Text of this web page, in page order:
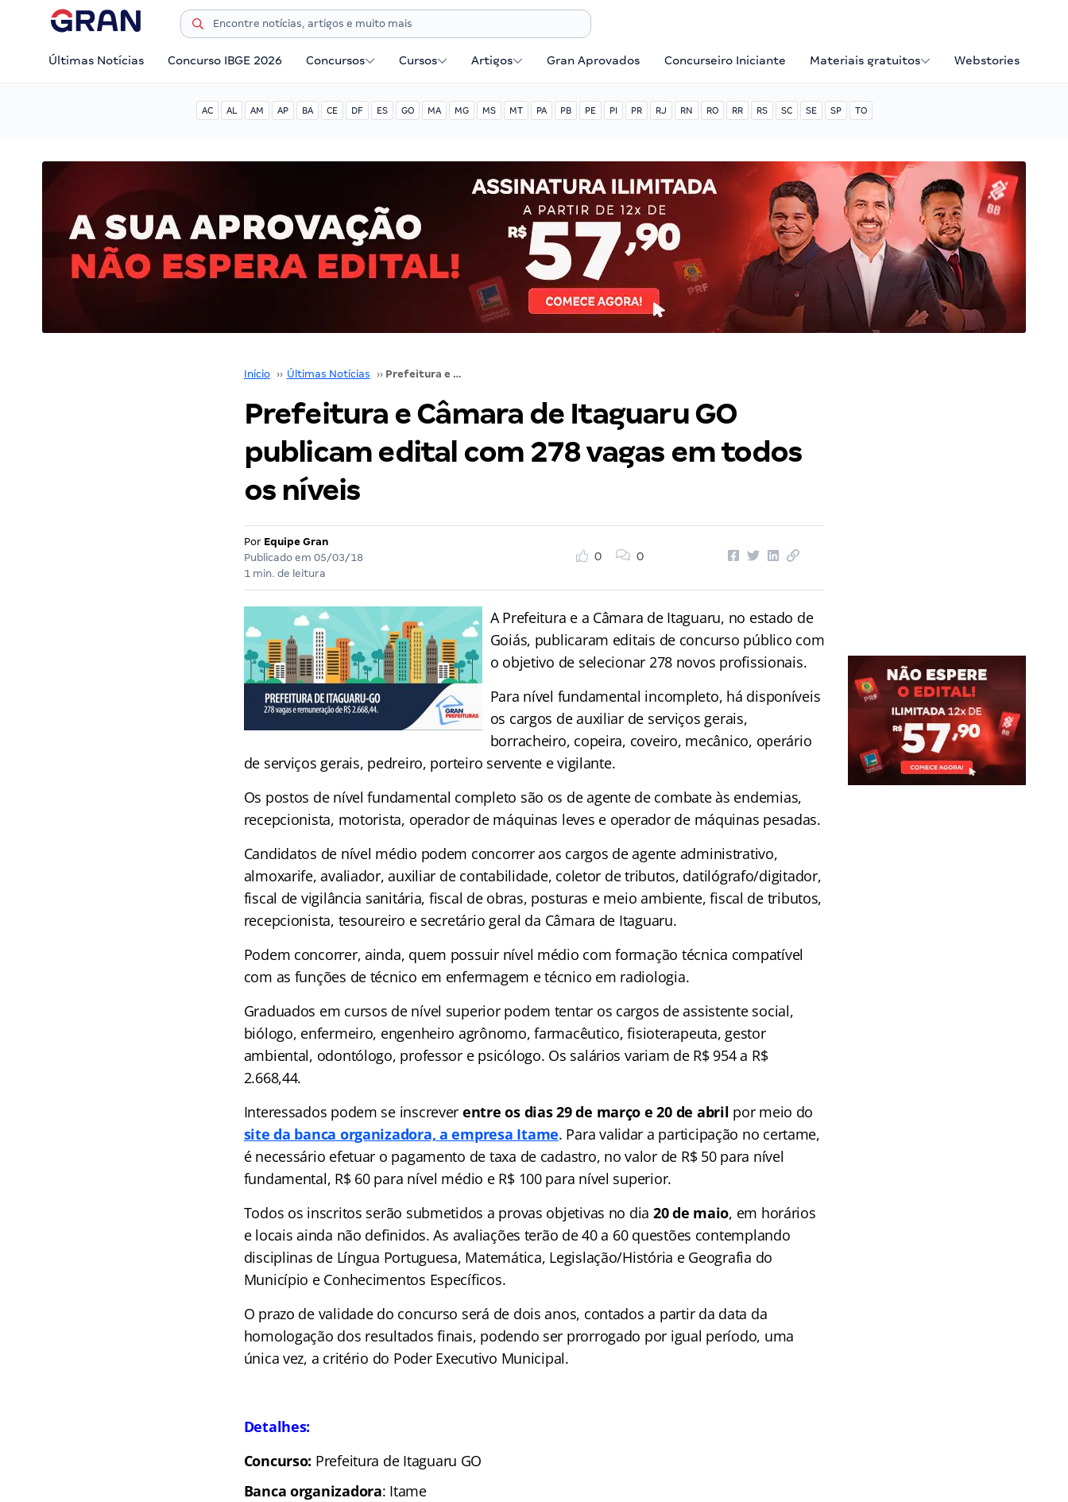
Últimas Notícias Concurso IBGE 2026 Concursos Cursos Artigos Gran Aprovados Concurseiro Iniciante Materiais gratuitos Webstories
AC AL AM AP BA CE DF ES GO MA MG MS MT PA PB PE PI PR RJ RN RO RR RS SC SE SP TO
Início ›› Últimas Notícias ›› Prefeitura e Câmara de Itaguaru GO publicam edital com 278 vagas em todos os níveis
Prefeitura e Câmara de Itaguaru GO
publicam edital com 278 vagas em todos
os níveis
Por Equipe Gran
Publicado em 05/03/18
1 min. de leitura
0 0
A Prefeitura e a Câmara de Itaguaru, no estado de
Goiás, publicaram editais de concurso público com
o objetivo de selecionar 278 novos profissionais.
Para nível fundamental incompleto, há disponíveis
os cargos de auxiliar de serviços gerais,
borracheiro, copeira, coveiro, mecânico, operário
de serviços gerais, pedreiro, porteiro servente e vigilante.
Os postos de nível fundamental completo são os de agente de combate às endemias,
recepcionista, motorista, operador de máquinas leves e operador de máquinas pesadas.
Candidatos de nível médio podem concorrer aos cargos de agente administrativo,
almoxarife, avaliador, auxiliar de contabilidade, coletor de tributos, datilógrafo/digitador,
fiscal de vigilância sanitária, fiscal de obras, posturas e meio ambiente, fiscal de tributos,
recepcionista, tesoureiro e secretário geral da Câmara de Itaguaru.
Podem concorrer, ainda, quem possuir nível médio com formação técnica compatível
com as funções de técnico em enfermagem e técnico em radiologia.
Graduados em cursos de nível superior podem tentar os cargos de assistente social,
biólogo, enfermeiro, engenheiro agrônomo, farmacêutico, fisioterapeuta, gestor
ambiental, odontólogo, professor e psicólogo. Os salários variam de R$ 954 a R$
2.668,44.
Interessados podem se inscrever entre os dias 29 de março e 20 de abril por meio do
site da banca organizadora, a empresa Itame. Para validar a participação no certame,
é necessário efetuar o pagamento de taxa de cadastro, no valor de R$ 50 para nível
fundamental, R$ 60 para nível médio e R$ 100 para nível superior.
Todos os inscritos serão submetidos a provas objetivas no dia 20 de maio, em horários
e locais ainda não definidos. As avaliações terão de 40 a 60 questões contemplando
disciplinas de Língua Portuguesa, Matemática, Legislação/História e Geografia do
Município e Conhecimentos Específicos.
O prazo de validade do concurso será de dois anos, contados a partir da data da
homologação dos resultados finais, podendo ser prorrogado por igual período, uma
única vez, a critério do Poder Executivo Municipal.
Detalhes:
Concurso: Prefeitura de Itaguaru GO
Banca organizadora: Itame